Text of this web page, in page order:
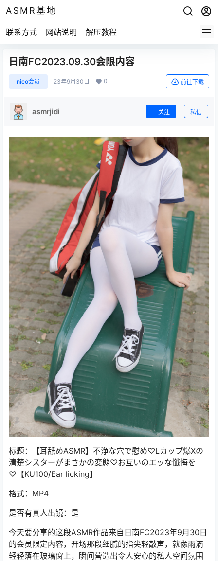
ASMR基地
联系方式 网站说明 解压教程
日南FC2023.09.30会限内容
nico会员 23年9月30日 0 前往下载
asmrjidi 关注 私信
标题：【耳舐めASMR】不浄な穴で慰め♡Lカップ爆Xの
清楚シスターがまさかの変態♡お互いのエッな懺悔を
♡【KU100/Ear licking】
格式：MP4
是否有真人出镜：是
今天要分享的这段ASMR作品来自日南FC2023年9月30日
的会员限定内容，开场那段细腻的指尖轻敲声，就像雨滴
轻轻落在玻璃窗上，瞬间营造出令人安心的私人空间氛围